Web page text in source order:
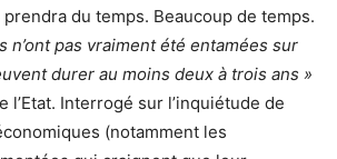
du temps. Beaucoup de temps.
n’ont pas vraiment été entamées sur
durer au moins deux à trois ans »
l’Etat. Interrogé sur l’inquiétude de
(notamment les